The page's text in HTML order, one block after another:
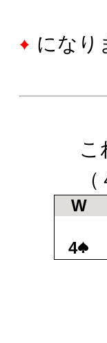
になり
これ
（４
W
4
（点